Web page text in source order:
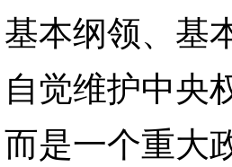
本纲领、基
觉维护中央
是一个重大